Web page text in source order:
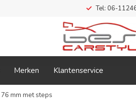
Tel: 06-
Merken Klantenservice
mm met steps